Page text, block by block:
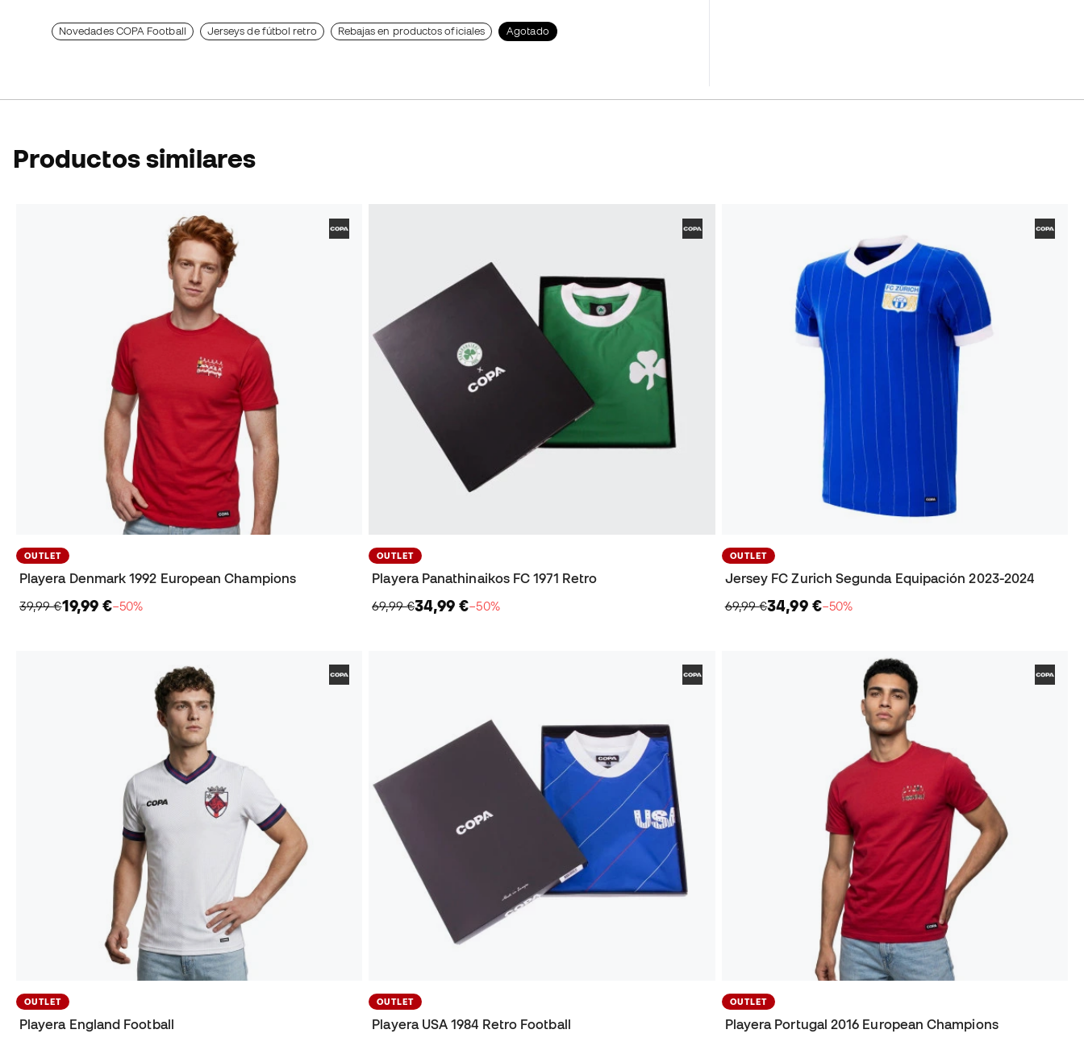
Novedades COPA Football Jerseys de fútbol retro Rebajas en productos oficiales Agotado
Productos similares
OUTLET
Playera Denmark 1992 European Champions
39,99 €19,99 €−50%
OUTLET
Playera Panathinaikos FC 1971 Retro
69,99 €34,99 €−50%
OUTLET
Jersey FC Zurich Segunda Equipación 2023-2024
69,99 €34,99 €−50%
OUTLET
Playera England Football
OUTLET
Playera USA 1984 Retro Football
OUTLET
Playera Portugal 2016 European Champions